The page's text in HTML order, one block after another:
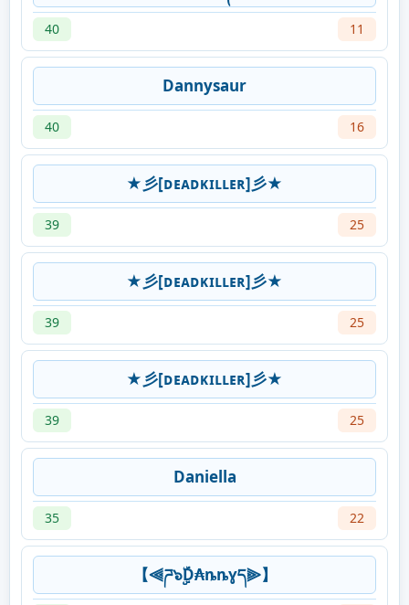
40 11
Dannysaur
40 16
★彡[ᴅᴇᴀᴅᴋɪʟʟᴇʀ]彡★
39 25
★彡[ᴅᴇᴀᴅᴋɪʟʟᴇʀ]彡★
39 25
★彡[ᴅᴇᴀᴅᴋɪʟʟᴇʀ]彡★
39 25
Daniella
35 22
【⫷ཌ๖ۣۣۜD₳ȵȵɣད⫸】